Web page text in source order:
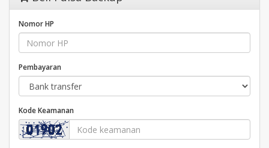
Nomor HP
Pembayaran
Kode Keamanan